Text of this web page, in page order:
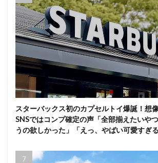
スターバックス初のカプセルトイ爆誕！想
SNSではコンプ確定の声「全部揃えたいや
うの欲しかった」「えっ、やばい可愛すぎる